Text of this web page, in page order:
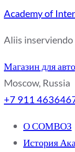
Academy of
Aliis
Магазин для
Moscow, Russia
+7 911
О СОМВОЗ
История